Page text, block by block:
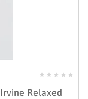
Relaxed